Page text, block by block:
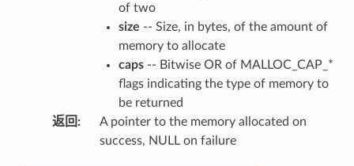
of two
size -- Size, in bytes, of the amount of
memory to allocate
caps-- Bitwise OR of MALLOC_CAP_*
flags indicating the type of memory to
be returned
返回 :
A pointer to the memory allocated on
success, NULL on failure